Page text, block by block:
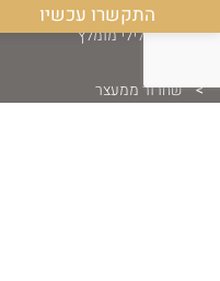
עו"ד פלילי מומלץ
שחרור ממעצר
התקשרו עכשיו